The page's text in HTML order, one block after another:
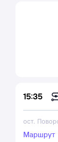
15:35
ост.
Маршрут